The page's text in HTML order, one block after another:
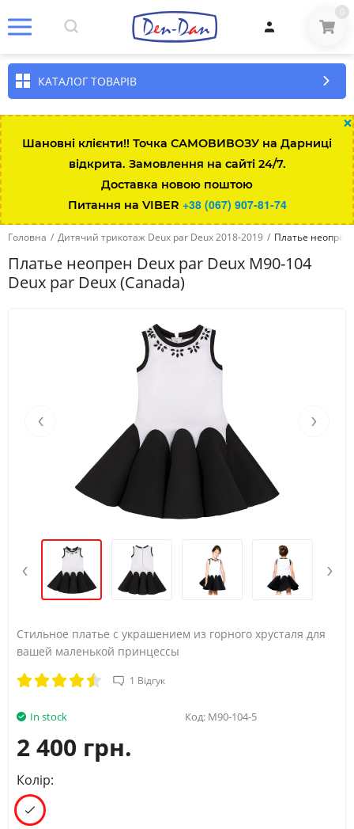
0
КАТАЛОГ ТОВАРІВ
×
Шановні клієнти!! Точка САМОВИВОЗУ на Дарниці
відкрита. Замовлення на сайті 24/7.
Доставка новою поштою
Питання на VIBER +38 (067) 907-81-74
Головна / Дитячий трикотаж Deux par Deux 2018-2019 / Платье неопрен
Платье неопрен Deux par Deux M90-104
Deux par Deux (Canada)
‹ ›
‹ ›
Стильное платье с украшением из горного хрусталя для
вашей маленькой принцессы​
1 Відгук
In stock Код: M90-104-5
2 400 грн.
Колір: